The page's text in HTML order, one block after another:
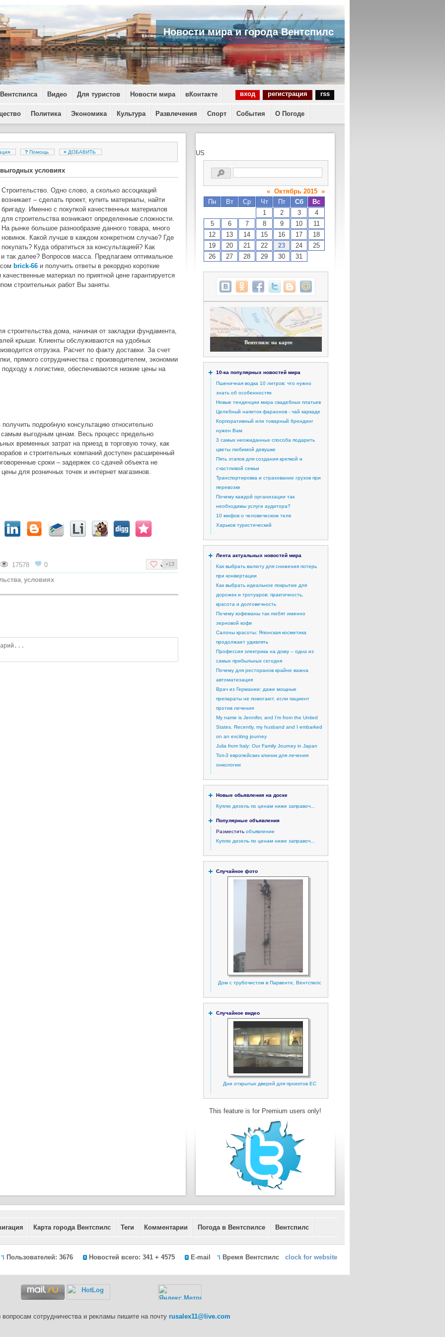
Новости мира и города Вентспилс
Видео Для туристов Новости мира вКонтакте вход регистрация rss
Политика Экономика Культура Развлечения Спорт События О Погоде
? Помощь + ДОБАВИТЬ
условиях
Строительство. Одно слово, а сколько ассоциаций
возникает – сделать проект, купить материалы, найти
бригаду. Именно с покупкой качественных материалов
для строительства возникают определенные сложности.
На рынке большое разнообразие данного товара, много
новинок. Какой лучше в каждом конкретном случае? Где
покупать? Куда обратиться за консультацией? Как
так далее? Вопросов масса. Предлагаем оптимальное
brick-66 и получить ответы в рекордно короткие
материал по приятной цене гарантируется
строительных работ Вы заняты.
строительства дома, начиная от закладки фундамента,
крыши. Клиенты обслуживаются на удобных
отгрузка. Расчет по факту доставки. За счет
прямого сотрудничества с производителем, экономии
к логистике, обеспечиваются низкие цены на
подробную консультацию относительно
самым выгодным ценам. Весь процесс предельно
временных затрат на приезд в торговую точку, как
и строительных компаний доступен расширенный
сроки – задержек со сдачей объекта не
для розничных точек и интернет магазинов.
17578 0 +13
условиях
US
« Октябрь 2015 »
Пн
Вт Ср Чт Пт Сб
Вс
1
2 3
4
5
6 7 8 9 10
11
12
13 14 15 16 17
18
19
20 21 22 23 24
25
26
27 28 29 30 31
Вентспилс на карте
10-ка популярных новостей мира
Пшеничная водка 10 литров: что нужно
знать об особенностях
Новые тенденции мира свадебных платьев
Целебный напиток фараонов - чай каркаде
Корпоративный или товарный брендинг
нужен Вам
3 самых неожиданных способа подарить
цветы любимой девушке
Пять этапов для создания крепкой и
счастливой семьи
Транспортировка и страхование грузов при
перевозке
Почему каждой организации так
необходимы услуги аудитора?
10 мифов о человеческом теле
Харьков туристический
Лента актуальных новостей мира
Как выбрать валюту для снижения потерь
при конвертации
Как выбрать идеальное покрытие для
дорожек и тротуаров: практичность,
красота и долговечность
Почему кофеманы так любят именно
зерновой кофе
Салоны красоты: Японская косметика
продолжает удивлять
Профессия электрика на дому – одна из
самых прибыльных сегодня
Почему для ресторанов крайне важна
автоматизация
Врач из Германии: даже мощные
препараты не помогают, если пациент
против лечения
My name is Jennifer, and I’m from the United
States. Recently, my husband and I embarked
on an exciting journey
Julia from Italy: Our Family Journey in Japan
Топ-3 европейских клиник для лечения
онкологии
Новые обьявления на доске
Куплю дизель по ценам ниже заправоч...
Популярные объявления
Разместить объявление
Куплю дизель по ценам ниже заправоч...
Случайное фото
Дом с трубочистом в Парвенте, Вентспилс
Случайное видео
Дни открытых дверей для проектов ЕС
This feature is for Premium users only!
Карта города Вентспилс Теги Комментарии Погода в Вентспилсе Вентспилс
Пользователей: 3676 Новостей всего: 341 + 4575 E-mail Время Вентспилс clock for website
вопросам сотрудничества и рекламы пишите на почту rusalex11@live.com